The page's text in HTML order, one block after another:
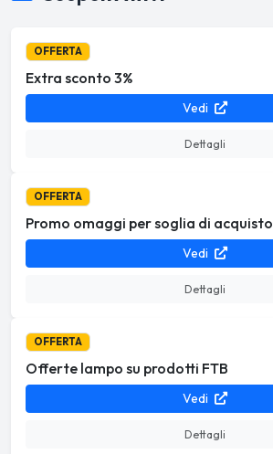
OFFERTA
Extra sconto 3%
Vedi
Dettagli
OFFERTA
Promo omaggi per soglia di acquisto
Vedi
Dettagli
OFFERTA
Offerte lampo su prodotti FTB
Vedi
Dettagli